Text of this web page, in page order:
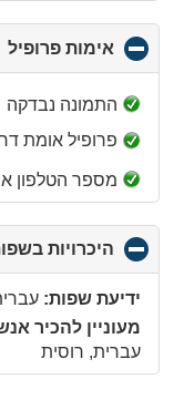
אימות פרופיל
התמונה נבדקה
פרופיל אומת
מספר הטלפון
היכרויות
ידיעת שפות:
מעוניין להכיר
עברית, רוסית